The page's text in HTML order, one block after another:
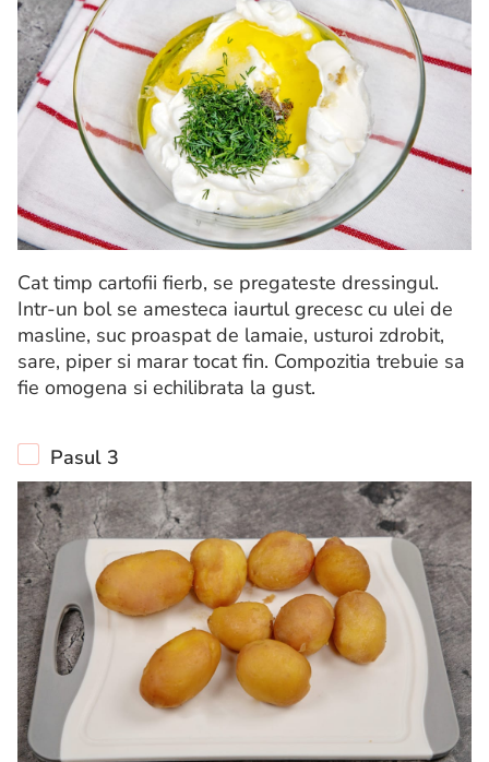
Cat timp cartofii fierb, se pregateste dressingul.
Intr-un bol se amesteca iaurtul grecesc cu ulei de
masline, suc proaspat de lamaie, usturoi zdrobit,
sare, piper si marar tocat fin. Compozitia trebuie sa
fie omogena si echilibrata la gust.
Pasul 3